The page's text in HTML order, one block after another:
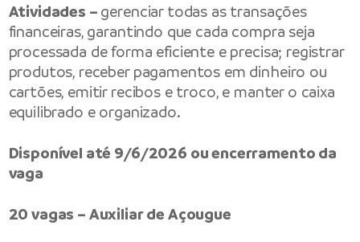
Atividades – gerenciar todas as transações
financeiras, garantindo que cada compra seja
processada de forma eficiente e precisa; registrar
produtos, receber pagamentos em dinheiro ou
cartões, emitir recibos e troco, e manter o caixa
equilibrado e organizado.
Disponível até 9/6/2026 ou encerramento da
vaga
20 vagas – Auxiliar de Açougue